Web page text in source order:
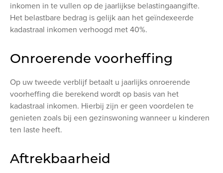
inkomen in te vullen op de jaarlijkse belastingaangifte.
Het belastbare bedrag is gelijk aan het geïndexeerde
kadastraal inkomen verhoogd met 40%.
Onroerende voorheffing
Op uw tweede verblijf betaalt u jaarlijks onroerende
voorheffing die berekend wordt op basis van het
kadastraal inkomen. Hierbij zijn er geen voordelen te
genieten zoals bij een gezinswoning wanneer u kinderen
ten laste heeft.
Aftrekbaarheid